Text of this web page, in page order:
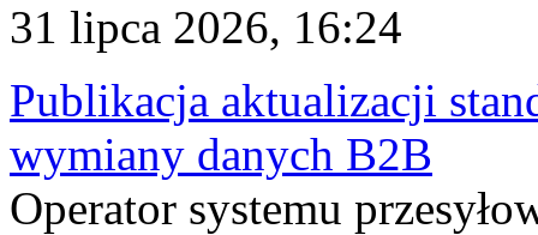
31 lipca 2026, 16:24
Publikacja aktualizacji
wymiany danych B2B
Operator systemu